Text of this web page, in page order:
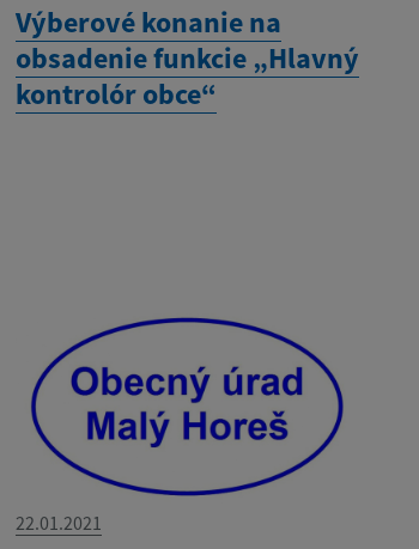
Výberové konanie na
obsadenie funkcie „Hlavný
kontrolór obce“
22.01.2021